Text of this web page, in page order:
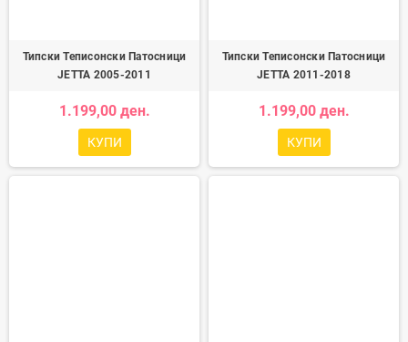
Типски Теписонски Патосници
JETTA 2005-2011
1.199,00 ден.
КУПИ
Типски Теписонски Патосници
JETTA 2011-2018
1.199,00 ден.
КУПИ